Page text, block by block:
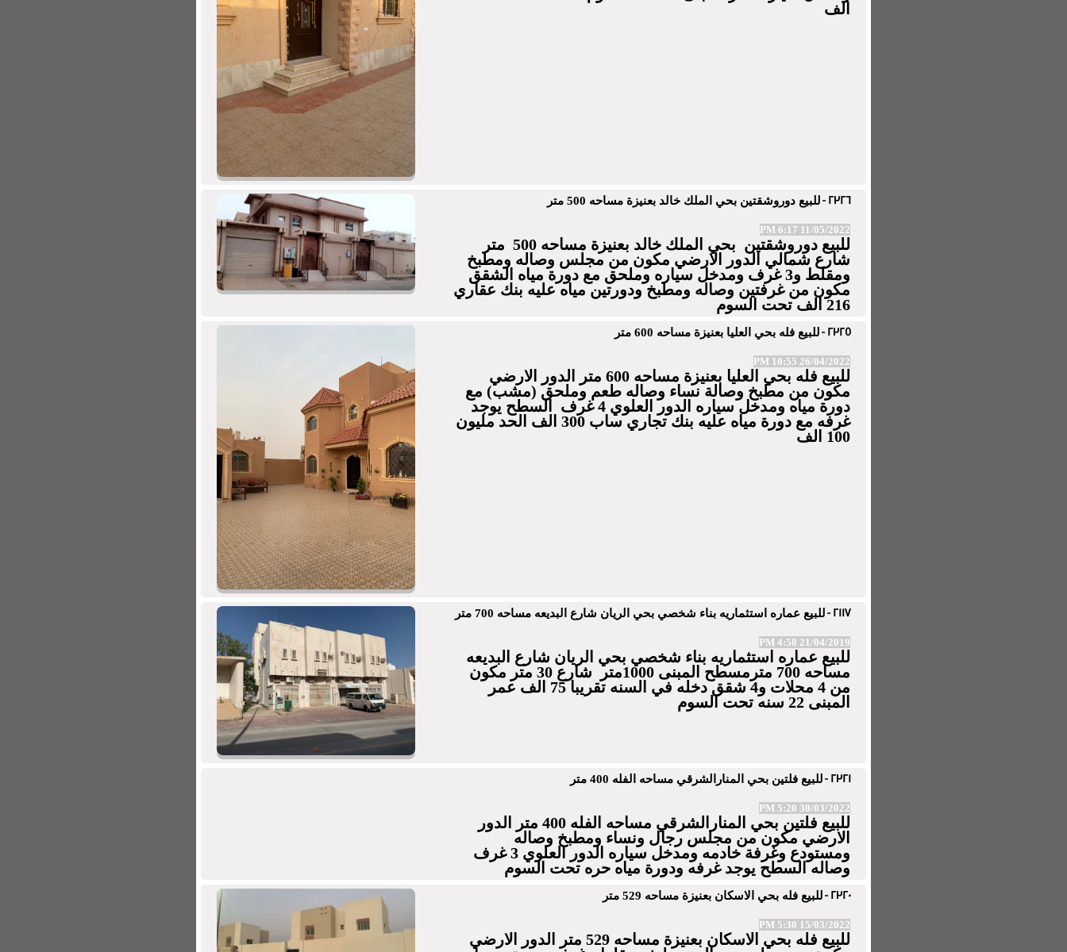
الف
2326 - للبيع دوروشقتين بحي الملك خالد بعنيزة مساحه 500 متر
11/05/2022 6:17 PM
للبيع دوروشقتين بحي الملك خالد بعنيزة مساحه 500 متر
شارع شمالي الدور الارضي مكون من مجلس وصاله ومطبخ
ومقلط و3 غرف ومدخل سياره وملحق مع دورة مياه الشقق
مكون من غرفتين وصاله ومطبخ ودورتين مياه عليه بنك عقاري
216 الف تحت السوم
2325 - للبيع فله بحي العليا بعنيزة مساحه 600 متر
26/04/2022 10:55 PM
للبيع فله بحي العليا بعنيزة مساحه 600 متر الدور الارضي
مكون من مطبخ وصالة نساء وصاله طعم وملحق (مشب) مع
دورة مياه ومدخل سياره الدور العلوي 4 غرف السطح يوجد
غرفه مع دورة مياه عليه بنك تجاري ساب 300 الف الحد مليون
100 الف
2117 - للبيع عماره استثماريه بناء شخصي بحي الريان شارع البديعه مساحه 700 متر
21/04/2019 4:58 PM
للبيع عماره استثماريه بناء شخصي بحي الريان شارع البديعه
مساحه 700 مترمسطح المبنى 1000متر شارع 30 متر مكون
من 4 محلات و4 شقق دخله في السنه تقريبا 75 الف عمر
المبنى 22 سنه تحت السوم
2321 - للبيع فلتين بحي المنارالشرقي مساحه الفله 400 متر
30/03/2022 5:20 PM
للبيع فلتين بحي المنارالشرقي مساحه الفله 400 متر الدور
الارضي مكون من مجلس رجال ونساء ومطبخ وصاله
ومستودع وغرفة خادمه ومدخل سياره الدور العلوي 3 غرف
وصاله السطح يوجد غرفه ودورة مياه حره تحت السوم
2320 - للبيع فله بحي الاسكان بعنيزة مساحه 529 متر
15/03/2022 5:30 PM
للبيع فله بحي الاسكان بعنيزة مساحه 529 متر الدور الارضي